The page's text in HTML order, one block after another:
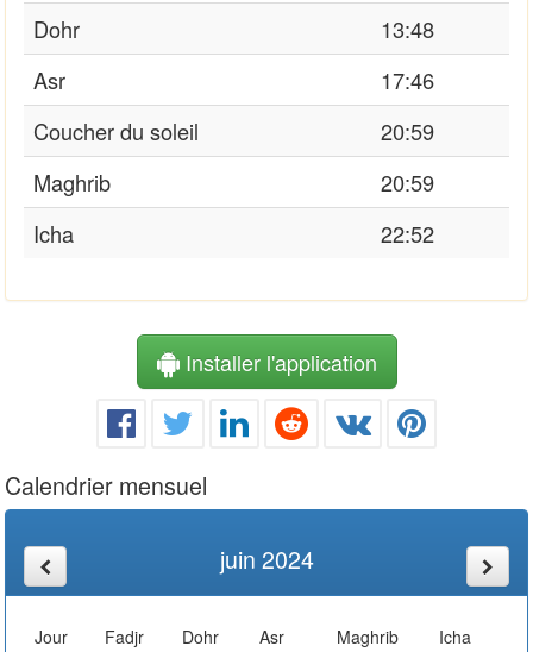
Dohr
13:48
Asr
17:46
Coucher du soleil
20:59
Maghrib
20:59
Icha
22:52
Installer l'application
Calendrier mensuel
juin 2024
Jour Fadjr Dohr Asr Maghrib
Icha